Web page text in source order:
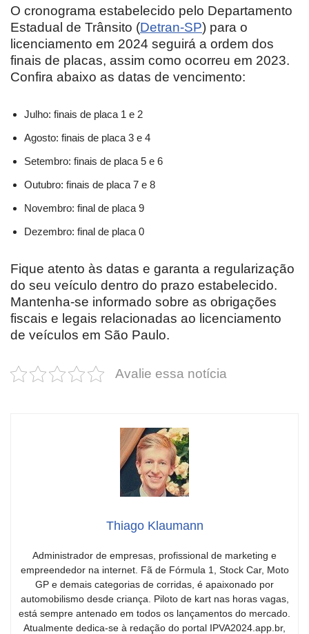
O cronograma estabelecido pelo Departamento
Estadual de Trânsito (Detran-SP) para o
licenciamento em 2024 seguirá a ordem dos
finais de placas, assim como ocorreu em 2023.
Confira abaixo as datas de vencimento:
Julho: finais de placa 1 e 2
Agosto: finais de placa 3 e 4
Setembro: finais de placa 5 e 6
Outubro: finais de placa 7 e 8
Novembro: final de placa 9
Dezembro: final de placa 0
Fique atento às datas e garanta a regularização
do seu veículo dentro do prazo estabelecido.
Mantenha-se informado sobre as obrigações
fiscais e legais relacionadas ao licenciamento
de veículos em São Paulo.
Avalie essa notícia
Thiago Klaumann
Administrador de empresas, profissional de marketing e
empreendedor na internet. Fã de Fórmula 1, Stock Car, Moto
GP e demais categorias de corridas, é apaixonado por
automobilismo desde criança. Piloto de kart nas horas vagas,
está sempre antenado em todos os lançamentos do mercado.
Atualmente dedica-se à redação do portal IPVA2024.app.br,